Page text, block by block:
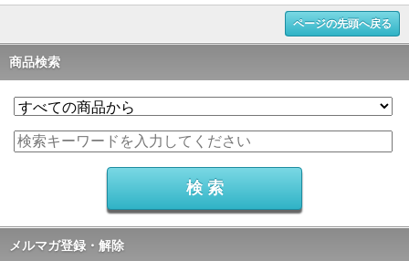
ページの先頭へ戻る
商品検索
メルマガ登録・解除